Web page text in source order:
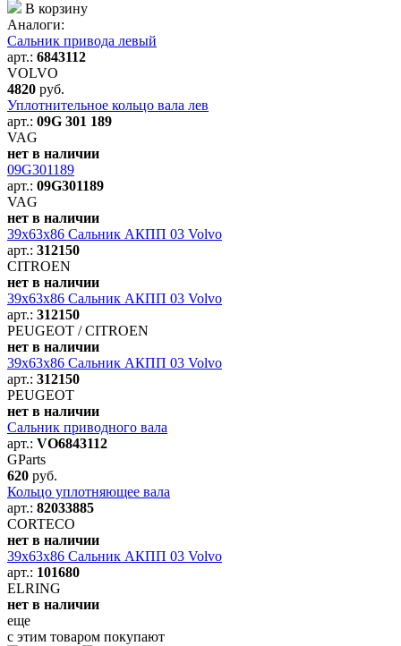
В корзину
Аналоги:
Сальник привода левый
арт.: 6843112
VOLVO
4820 руб.
Уплотнительное кольцо вала лев
арт.: 09G 301 189
VAG
нет в наличии
09G301189
арт.: 09G301189
VAG
нет в наличии
39x63x86 Сальник AКПП 03 Volvo
арт.: 312150
CITROEN
нет в наличии
39x63x86 Сальник AКПП 03 Volvo
арт.: 312150
PEUGEOT / CITROEN
нет в наличии
39x63x86 Сальник AКПП 03 Volvo
арт.: 312150
PEUGEOT
нет в наличии
Сальник приводного вала
арт.: VO6843112
GParts
620 руб.
Кольцо уплотняющее вала
арт.: 82033885
CORTECO
нет в наличии
39x63x86 Сальник AКПП 03 Volvo
арт.: 101680
ELRING
нет в наличии
еще
с этим товаром покупают